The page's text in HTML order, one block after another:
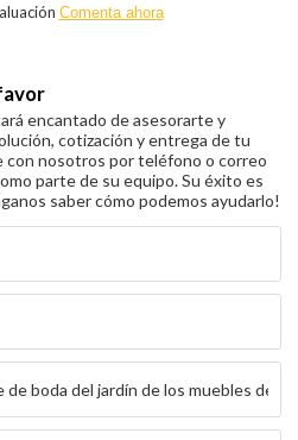
Comenta ahora
encantado de asesorarte y
cotización y entrega de tu
con nosotros por teléfono o correo
parte de su equipo. Su éxito es
saber cómo podemos ayudarlo!